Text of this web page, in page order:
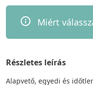
Miért
Részletes leírás
Alapvető, egyedi és